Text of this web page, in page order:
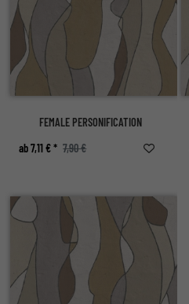
FEMALE PERSONIFICATION
ab 7,11 € * 7,90 €